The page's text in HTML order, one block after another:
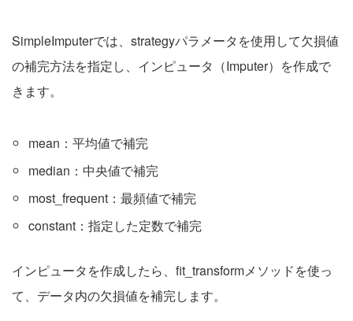
SimpleImputerでは、strategyパラメータを使用して欠損値
の補完方法を指定し、インピュータ（Imputer）を作成で
きます。
mean：平均値で補完
median：中央値で補完
most_frequent：最頻値で補完
constant：指定した定数で補完
インピュータを作成したら、fit_transformメソッドを使っ
て、データ内の欠損値を補完します。